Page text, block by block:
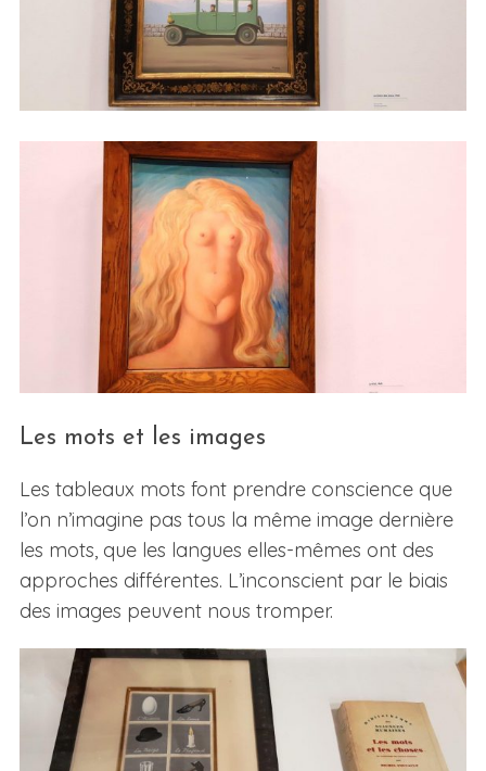
Les mots et les images
Les tableaux mots font prendre conscience que
l’on n’imagine pas tous la même image dernière
les mots, que les langues elles-mêmes ont des
approches différentes. L’inconscient par le biais
des images peuvent nous tromper.